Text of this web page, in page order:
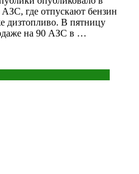
где отпускают бензин
дизтопливо. В пятницу
на 90 АЗС в …